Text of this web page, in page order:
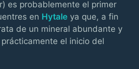
es probablemente el primer
en Hytale ya que, a fin
de un mineral abundante y
el inicio del